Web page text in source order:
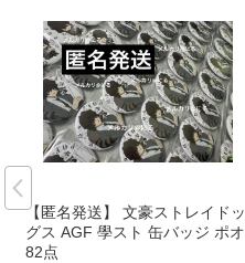
【匿名発送】 文豪ストレイドッ
グス AGF 學スト 缶バッジ ポオ
82点